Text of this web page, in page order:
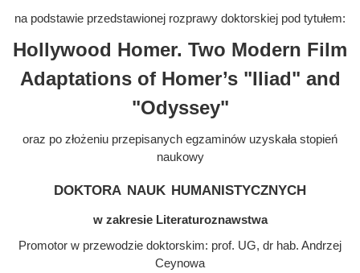
na podstawie przedstawionej rozprawy doktorskiej pod tytułem:
Hollywood Homer. Two Modern Film
Adaptations of Homer’s "Iliad" and
"Odyssey"
oraz po złożeniu przepisanych egzaminów uzyskała stopień
naukowy
doktora nauk humanistycznych
w zakresie Literaturoznawstwa
Promotor w przewodzie doktorskim: prof. UG, dr hab. Andrzej
Ceynowa